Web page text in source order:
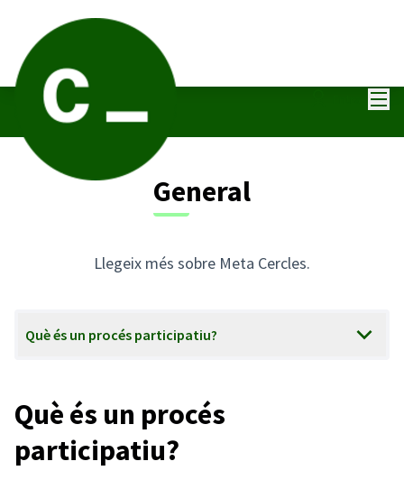
General
Llegeix més sobre Meta Cercles.
Què és un procés participatiu?
Què és un procés
participatiu?